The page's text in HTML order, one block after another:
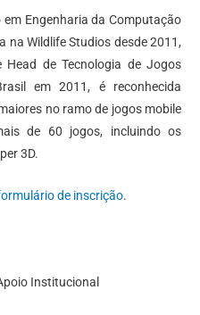
Engenharia da Computação
na Wildlife Studios desde 2011,
de Tecnologia de Jogos
em 2011, é reconhecida
no ramo de jogos mobile
de 60 jogos, incluindo os
3D.
de inscrição.
Institucional